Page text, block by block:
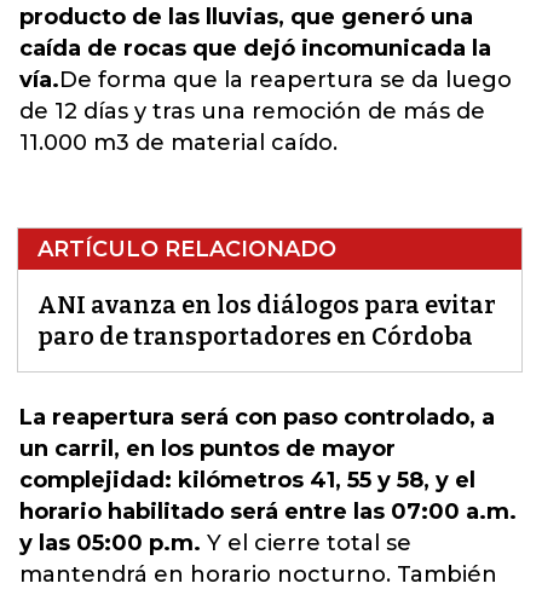
producto de las lluvias, que generó una
caída de rocas que dejó incomunicada la
vía.De forma que la reapertura se da luego
de 12 días y tras una remoción de más de
11.000 m3 de material caído.
ARTÍCULO RELACIONADO
ANI avanza en los diálogos para evitar
paro de transportadores en Córdoba
La reapertura será con paso controlado, a
un carril, en los puntos de mayor
complejidad: kilómetros 41, 55 y 58, y el
horario habilitado será entre las 07:00 a.m.
y las 05:00 p.m. Y el cierre total se
mantendrá en horario nocturno. También